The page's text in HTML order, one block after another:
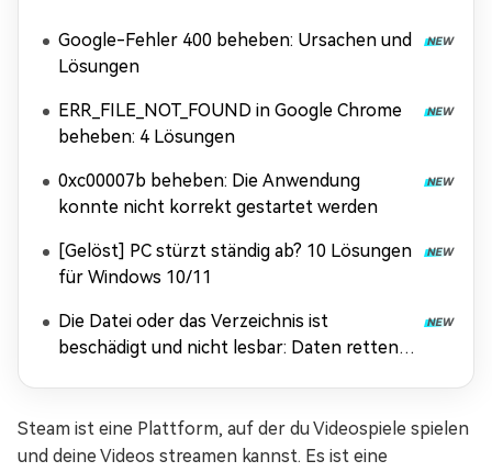
Google-Fehler 400 beheben: Ursachen und
Lösungen
ERR_FILE_NOT_FOUND in Google Chrome
beheben: 4 Lösungen
0xc00007b beheben: Die Anwendung
konnte nicht korrekt gestartet werden
[Gelöst] PC stürzt ständig ab? 10 Lösungen
für Windows 10/11
Die Datei oder das Verzeichnis ist
beschädigt und nicht lesbar: Daten retten &
Steam ist eine Plattform, auf der du Videospiele spielen
und deine Videos streamen kannst. Es ist eine